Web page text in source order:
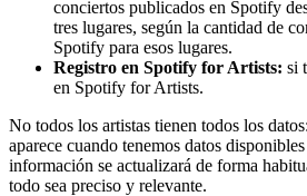
conciertos publicados en Spotify
tres lugares, según la cantidad de
Spotify para esos lugares.
Registro en Spotify for Artists: si
en Spotify for Artists.
No todos los artistas tienen todos los
aparece cuando tenemos datos
información se actualizará de forma
todo sea preciso y relevante.